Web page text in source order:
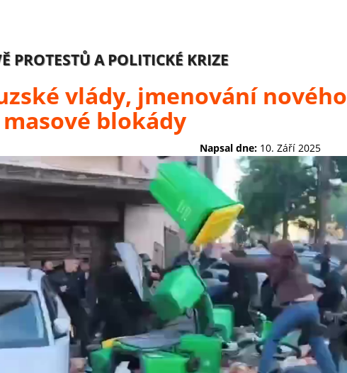
PROTESTŮ A POLITICKÉ KRIZE
vlády, jmenování nového
blokády
Napsal dne: 10. Září 2025